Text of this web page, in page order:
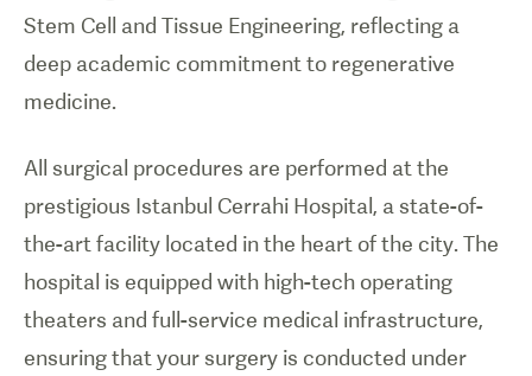
Stem Cell and Tissue Engineering, reflecting a
deep academic commitment to regenerative
medicine.
All surgical procedures are performed at the
prestigious Istanbul Cerrahi Hospital, a state-of-
the-art facility located in the heart of the city. The
hospital is equipped with high-tech operating
theaters and full-service medical infrastructure,
ensuring that your surgery is conducted under